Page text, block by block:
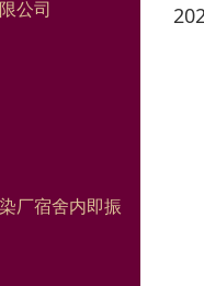
公司
厂宿舍内即振